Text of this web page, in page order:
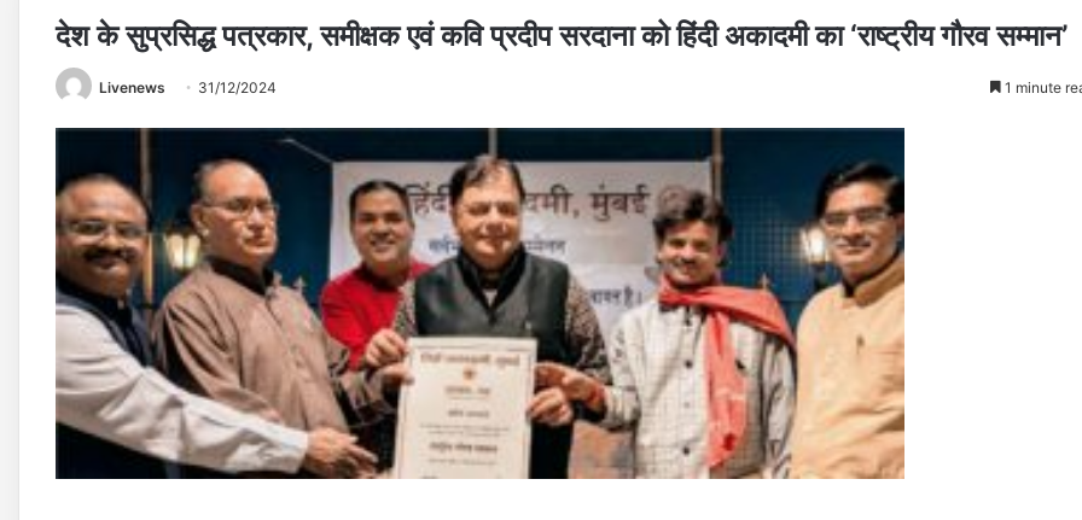
देश के सुप्रसिद्ध पत्रकार, समीक्षक एवं कवि प्रदीप सरदाना को हिंदी अकादमी का ‘राष्ट्रीय गौरव सम्मान’
Livenews 31/12/2024 1 minute